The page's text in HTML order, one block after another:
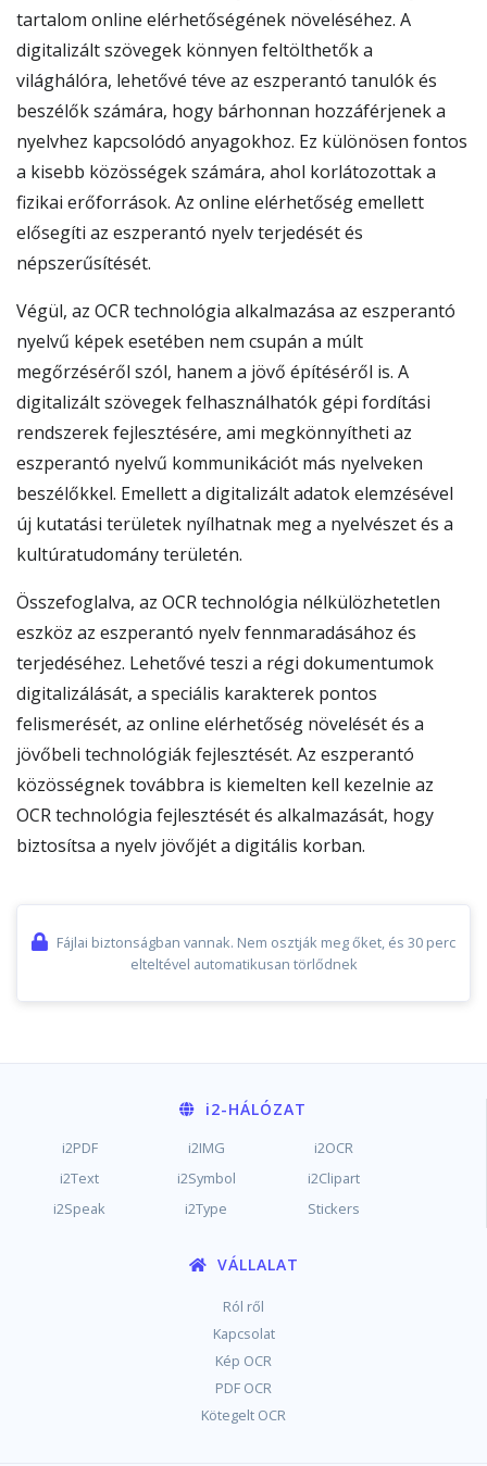
tartalom online elérhetőségének növeléséhez. A
digitalizált szövegek könnyen feltölthetők a
világhálóra, lehetővé téve az eszperantó tanulók és
beszélők számára, hogy bárhonnan hozzáférjenek a
nyelvhez kapcsolódó anyagokhoz. Ez különösen fontos
a kisebb közösségek számára, ahol korlátozottak a
fizikai erőforrások. Az online elérhetőség emellett
elősegíti az eszperantó nyelv terjedését és
népszerűsítését.
Végül, az OCR technológia alkalmazása az eszperantó
nyelvű képek esetében nem csupán a múlt
megőrzéséről szól, hanem a jövő építéséről is. A
digitalizált szövegek felhasználhatók gépi fordítási
rendszerek fejlesztésére, ami megkönnyítheti az
eszperantó nyelvű kommunikációt más nyelveken
beszélőkkel. Emellett a digitalizált adatok elemzésével
új kutatási területek nyílhatnak meg a nyelvészet és a
kultúratudomány területén.
Összefoglalva, az OCR technológia nélkülözhetetlen
eszköz az eszperantó nyelv fennmaradásához és
terjedéséhez. Lehetővé teszi a régi dokumentumok
digitalizálását, a speciális karakterek pontos
felismerését, az online elérhetőség növelését és a
jövőbeli technológiák fejlesztését. Az eszperantó
közösségnek továbbra is kiemelten kell kezelnie az
OCR technológia fejlesztését és alkalmazását, hogy
biztosítsa a nyelv jövőjét a digitális korban.
Fájlai biztonságban vannak. Nem osztják meg őket, és 30 perc
elteltével automatikusan törlődnek
i2-HÁLÓZAT
i2PDF i2IMG
i2OCR
i2Text
i2Symbol
i2Clipart
i2Speak
i2Type Stickers
VÁLLALAT
Ról ről
Kapcsolat
Kép OCR
PDF OCR
Kötegelt OCR